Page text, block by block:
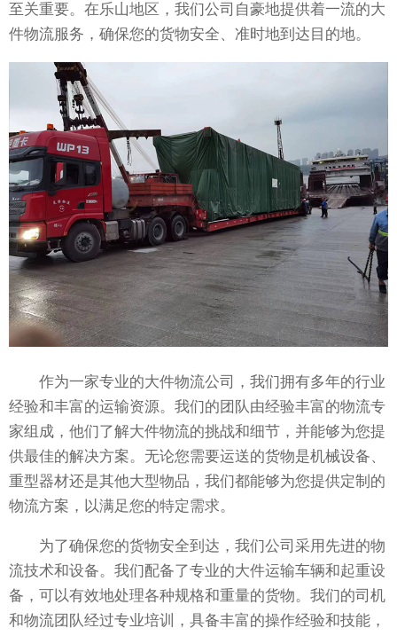
至关重要。在乐山地区，我们公司自豪地提供着一流的大
件物流服务，确保您的货物安全、准时地到达目的地。
作为一家专业的大件物流公司，我们拥有多年的行业
经验和丰富的运输资源。我们的团队由经验丰富的物流专
家组成，他们了解大件物流的挑战和细节，并能够为您提
供最佳的解决方案。无论您需要运送的货物是机械设备、
重型器材还是其他大型物品，我们都能够为您提供定制的
物流方案，以满足您的特定需求。
为了确保您的货物安全到达，我们公司采用先进的物
流技术和设备。我们配备了专业的大件运输车辆和起重设
备，可以有效地处理各种规格和重量的货物。我们的司机
和物流团队经过专业培训，具备丰富的操作经验和技能，